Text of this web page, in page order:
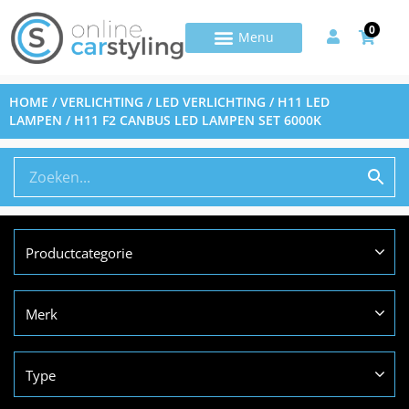
0
HOME /VERLICHTING / LED VERLICHTING / H11 LED
LAMPEN / H11 F2 CANBUS LED LAMPEN SET 6000K
Productcategorie
Merk
Type